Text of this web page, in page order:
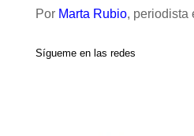
Por Marta Rubio, periodista
Sígueme en las redes